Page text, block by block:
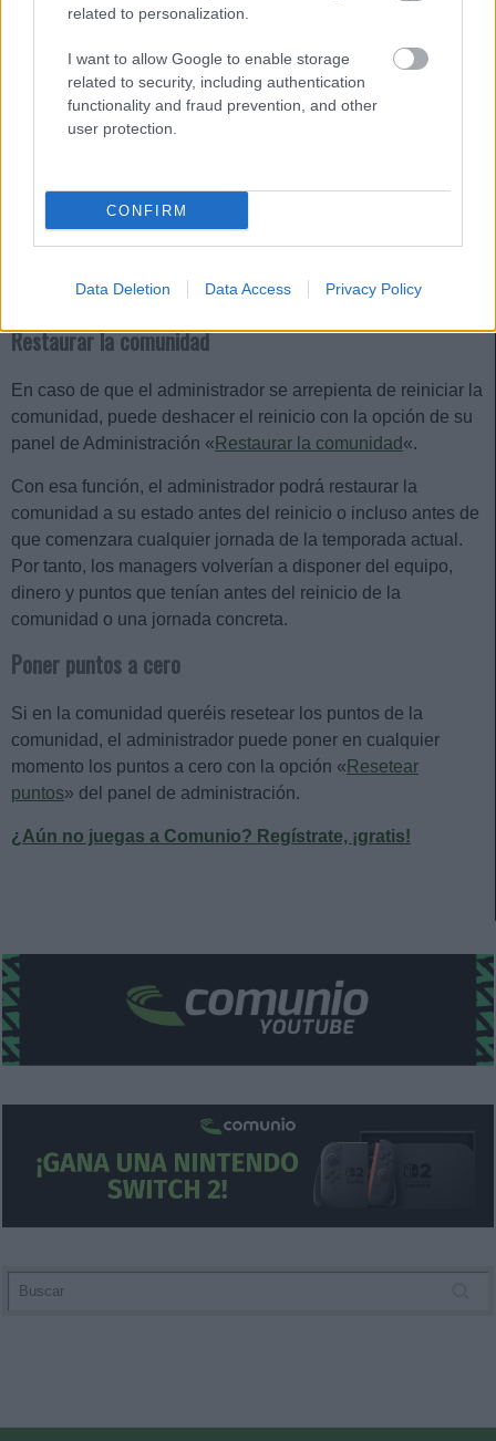
related to personalization.
I want to allow Google to enable storage
related to security, including authentication
functionality and fraud prevention, and other
user protection.
CONFIRM
Data Deletion Data Access Privacy Policy
Comunio da la posibilidad no sólo
de jugar un campeonato de 38
copas internas. ¿Aún no has
Restaurar la comunidad
En caso de que el administrador se arrepienta de reiniciar la
comunidad, puede deshacer el reinicio con la opción de su
panel de Administración « Restaurar la comunidad«.
Con esa función, el administrador podrá restaurar la
comunidad a su estado antes del reinicio o incluso antes de
que comenzara cualquier jornada de la temporada actual.
Por tanto, los managers volverían a disponer del equipo,
dinero y puntos que tenían antes del reinicio de la
comunidad o una jornada concreta.
Poner puntos a cero
Si en la comunidad queréis resetear los puntos de la
comunidad, el administrador puede poner en cualquier
momento los puntos a cero con la opción « Resetear
puntos» del panel de administración.
¿Aún no juegas a Comunio? Regístrate, ¡gratis!